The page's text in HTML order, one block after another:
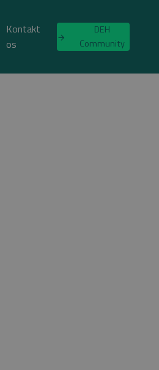
Kontakt
os
DEH
Community